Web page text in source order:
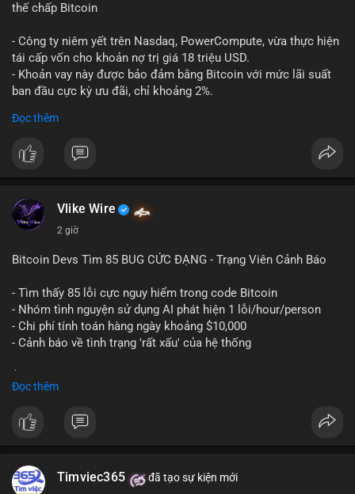
thế chấp Bitcoin
- Công ty niêm yết trên Nasdaq, PowerCompute, vừa thực hiện
tái cấp vốn cho khoản nợ trị giá 18 triệu USD.
- Khoản vay này được bảo đảm bằng Bitcoin với mức lãi suất
ban đầu cực kỳ ưu đãi, chỉ khoảng 2%.
ngày càng tin tưởng sử dụng BTC làm tài sản thế chấp để tối
#binancesquare #cryptonews #btc #powercompute
$btc
#vlikevn #titanbot
📰 Nguồn: Cointelegraph
Đọc thêm
Vlike Wire
2 giờ
Bitcoin Devs Tìm 85 BUG CỨC ĐẠNG - Trạng Viên Cảnh Báo
- Tìm thấy 85 lỗi cực nguy hiểm trong code Bitcoin
- Nhóm tình nguyện sử dụng AI phát hiện 1 lỗi/hour/person
- Chi phí tính toán hàng ngày khoảng $10,000
- Cảnh báo về tình trạng 'rất xấu' của hệ thống
📰 Nguồn: CoinDesk
Đọc thêm
Timviec365 đã tạo sự kiện mới